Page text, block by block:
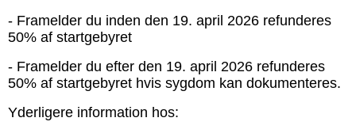
- Framelder du inden den 19. april 2026 refunderes
50% af startgebyret
- Framelder du efter den 19. april 2026 refunderes
50% af startgebyret hvis sygdom kan dokumenteres.
Yderligere information hos: